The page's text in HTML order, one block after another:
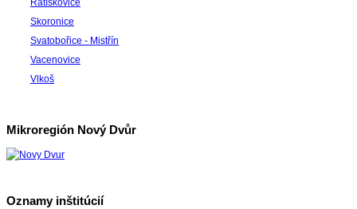
Ratíškovice
Skoronice
Svatobořice - Mistřín
Vacenovice
Vlkoš
Mikroregión Nový Dvůr
Oznamy inštitúcií